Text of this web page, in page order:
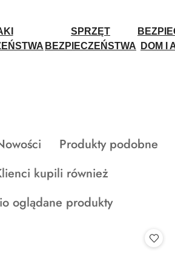
SPRZĘT
BEZPIECZEŃSTWA
DOM I
produktówProdukty
statusie:
Produkty podobne
kupili również
oglądane produkty